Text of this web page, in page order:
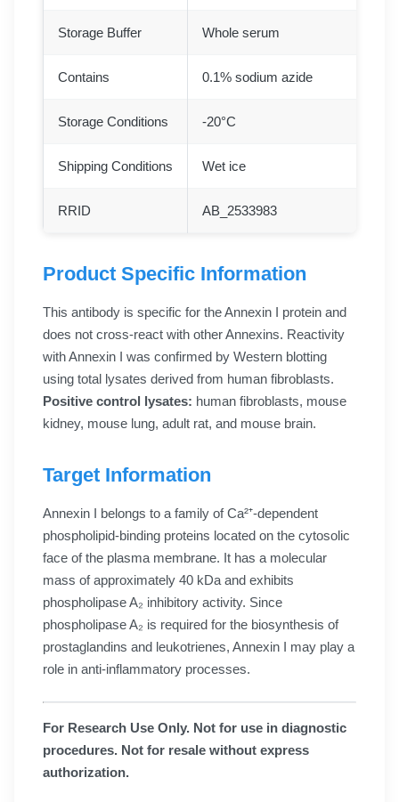
Storage Buffer Whole serum
Contains 0.1% sodium azide
Storage Conditions -20°C
Shipping Conditions Wet ice
RRID AB_2533983
Product Specific Information
This antibody is specific for the Annexin I protein and
does not cross-react with other Annexins. Reactivity
with Annexin I was confirmed by Western blotting
using total lysates derived from human fibroblasts.
Positive control lysates: human fibroblasts, mouse
kidney, mouse lung, adult rat, and mouse brain.
Target Information
Annexin I belongs to a family of Ca²⁺-dependent
phospholipid-binding proteins located on the cytosolic
face of the plasma membrane. It has a molecular
mass of approximately 40 kDa and exhibits
phospholipase A₂ inhibitory activity. Since
phospholipase A₂ is required for the biosynthesis of
prostaglandins and leukotrienes, Annexin I may play a
role in anti-inflammatory processes.
For Research Use Only. Not for use in diagnostic
procedures. Not for resale without express
authorization.